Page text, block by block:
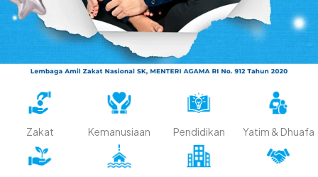
Zakat Kemanusiaan Pendidikan Yatim & Dhuafa